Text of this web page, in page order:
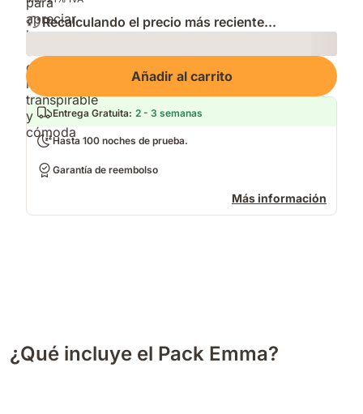
Recalculando el precio más reciente...
Loading
Añadir al carrito
Entrega Gratuita: 2 - 3 semanas
Hasta 100 noches de prueba.
Garantía de reembolso
Más información
¿Qué incluye el Pack Emma?